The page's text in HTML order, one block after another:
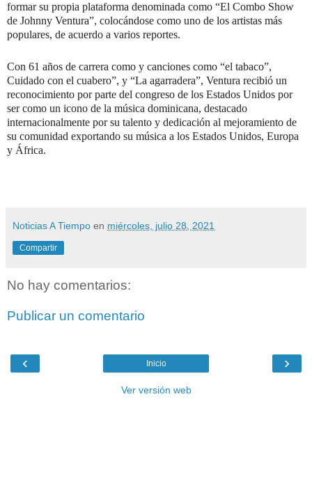
formar su propia plataforma denominada como “El Combo Show
de Johnny Ventura”, colocándose como uno de los artistas más
populares, de acuerdo a varios reportes.
Con 61 años de carrera como y canciones como “el tabaco”,
Cuidado con el cuabero”, y “La agarradera”, Ventura recibió un
reconocimiento por parte del congreso de los Estados Unidos por
ser como un icono de la música dominicana, destacado
internacionalmente por su talento y dedicación al mejoramiento de
su comunidad exportando su música a los Estados Unidos, Europa
y África.
Noticias A Tiempo en miércoles, julio 28, 2021
Compartir
No hay comentarios:
Publicar un comentario
‹ ›
Inicio
Ver versión web